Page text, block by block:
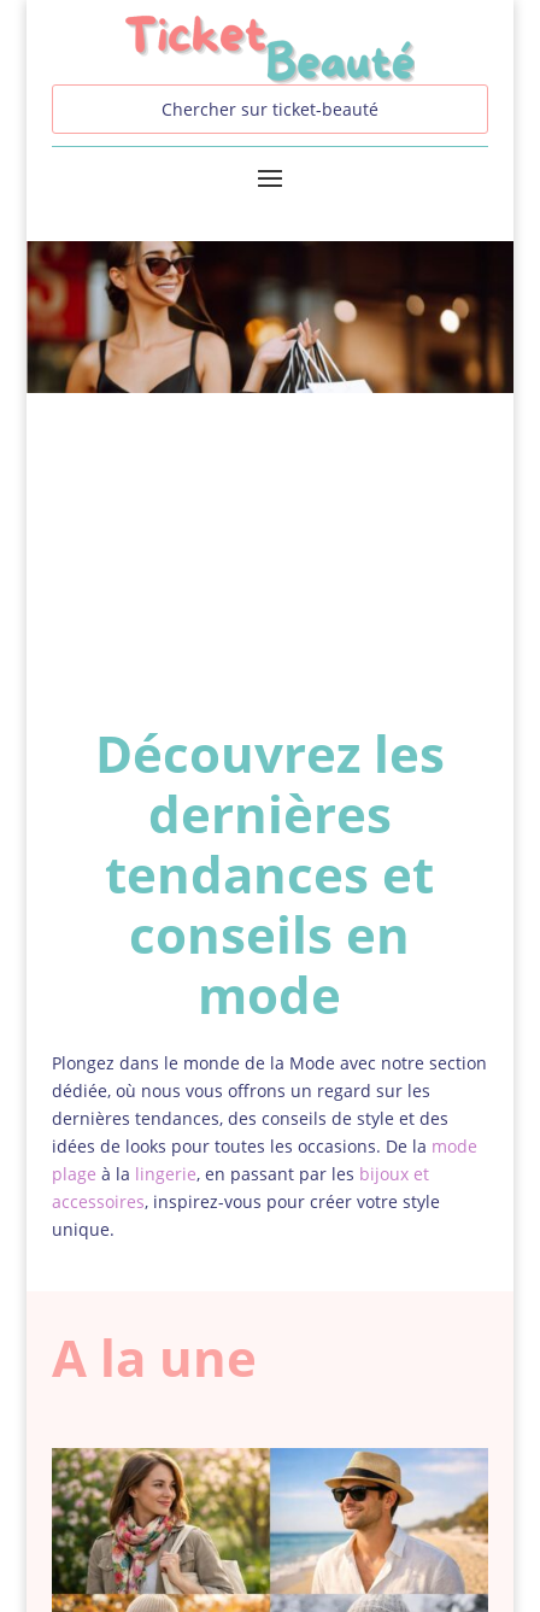
Découvrez les
dernières
tendances et
conseils en
mode
Plongez dans le monde de la Mode avec notre section
dédiée, où nous vous offrons un regard sur les
dernières tendances, des conseils de style et des
idées de looks pour toutes les occasions. De la mode
plage à la lingerie, en passant par les bijoux et
accessoires, inspirez-vous pour créer votre style
unique.
A la une